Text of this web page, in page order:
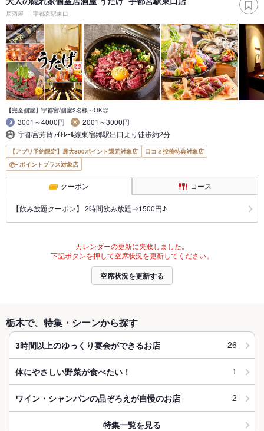
居酒屋 宇都宮駅東口
【完全個室】宇都宮/個室2名様～OK◎
3001～4000円
2001～3000円
宇都宮芳賀ﾗｲﾄﾚｰﾙ線東宿郷駅出口より徒歩約2分
【アプリ予約限定】最大800ポイント還元対象店
口コミ投稿特典対象店
ポイントプラス対象店
クーポン コース
【飲み放題クーポン】 2時間飲み放題⇒1500円♪
カレンダーの更新に失敗しました。
下記ボタンを押して空席状況を更新してください。
空席状況を更新する
栃木で、特集・シーンから探す
3時間以上のゆっくり宴会ができるお店 26
体にやさしい野菜が食べたい！ 1
ワイン・シャンパンの品ぞろえが自慢のお店 2
特集一覧を見る